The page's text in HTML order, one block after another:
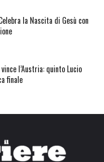
la Nascita di Gesù con
l’Austria: quinto Lucio
finale